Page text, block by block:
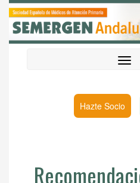
Hazte Socio